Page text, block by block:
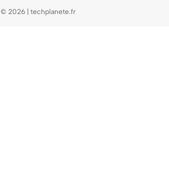
© 2026 | techplanete.fr